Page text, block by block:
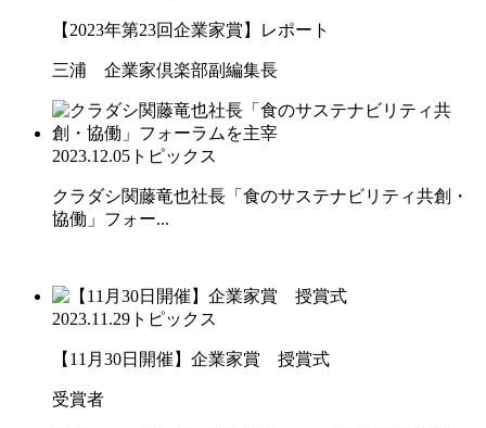
【2023年第23回企業家賞】レポート
三浦 企業家倶楽部副編集長
2023.12.05 トピックス
クラダシ関藤竜也社長「食のサステナビリティ共創・
協働」フォー...
2023.11.29 トピックス
【11月30日開催】企業家賞 授賞式
受賞者